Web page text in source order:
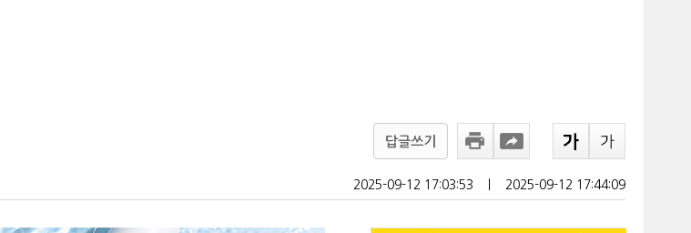
답글쓰기
2025-09-12 17:03:53 2025-09-12 17:44:09